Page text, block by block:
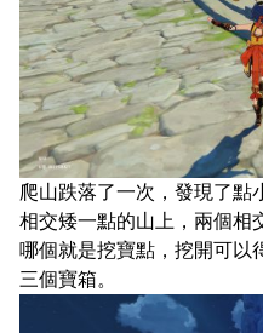
爬山跌落了一次，發現了點
相交矮一點的山上，兩個相
哪個就是挖寶點，挖開可以
三個寶箱。